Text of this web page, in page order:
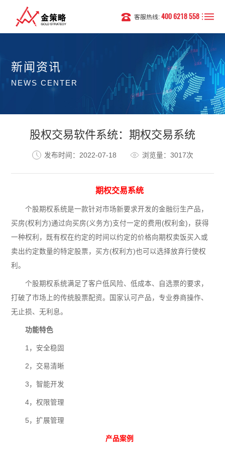
客服热线: 400 6218 558
新闻资讯
NEWS CENTER
股权交易软件系统：期权交易系统
发布时间：2022-07-18 浏览量：3017次
期权交易系统
个股期权系统是一款针对市场新要求开发的金融衍生产品，
买房(权利方)通过向买房(义务方)支付一定的费用(权利金)，获得
一种权利，既有权在约定的时间以约定的价格向期权卖饭买入或
卖出约定数量的特定股票，买方(权利方)也可以选择放弃行使权
利。
个股期权系统满足了客户低风险、低成本、自选票的要求，
打破了市场上的传统股票配资。国家认可产品，专业券商操作、
无止损、无利息。
功能特色
1，安全稳固
2，交易清晰
3，智能开发
4，权限管理
5，扩展管理
产品案例